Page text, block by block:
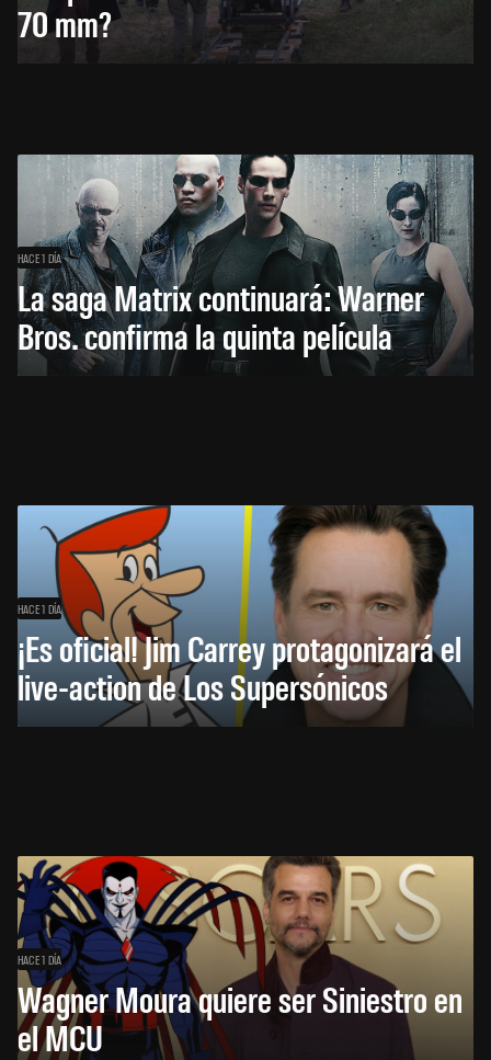
70 mm?
HACE 1 DÍA
La saga Matrix continuará: Warner
Bros. confirma la quinta película
HACE 1 DÍA
¡Es oficial! Jim Carrey protagonizará el
live-action de Los Supersónicos
HACE 1 DÍA
Wagner Moura quiere ser Siniestro en
el MCU